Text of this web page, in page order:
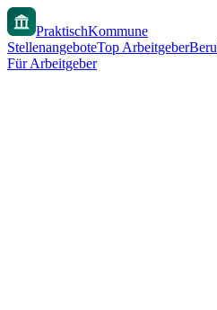
PraktischKommune
StellenangeboteTop Arbeitgeber
Für Arbeitgeber